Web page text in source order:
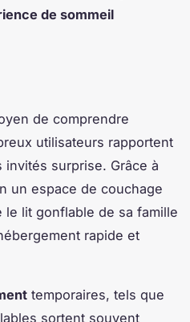
de sommeil
de comprendre
utilisateurs rapportent
invités surprise. Grâce à
un espace de couchage
lit gonflable de sa famille
rapide et
temporaires, tels que
sortent souvent